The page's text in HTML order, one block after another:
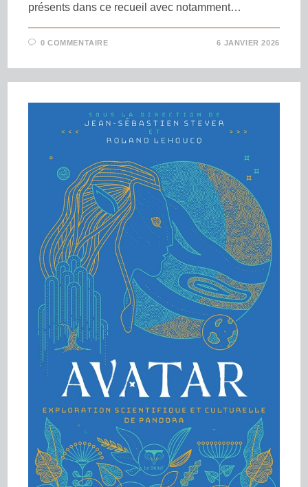
présents dans ce recueil avec notamment…
0 COMMENTAIRE 6 JANVIER 2026